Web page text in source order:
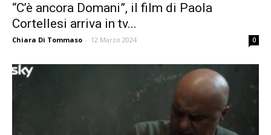
“C’è ancora Domani”, il film di Paola
Cortellesi arriva in tv...
Chiara Di Tommaso - 12 Marzo 2024 0